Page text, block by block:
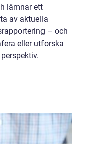
lämnar ett
av aktuella
– och
eller utforska